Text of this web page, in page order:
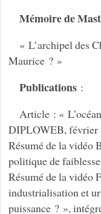
Mémoire de
« L’archipel des
Maurice ? »
Publications:
Article : «
DIPLOWEB, février
Résumé de la vidéo
politique de
Résumé de la vidéo
industrialisation et
puissance ? »,